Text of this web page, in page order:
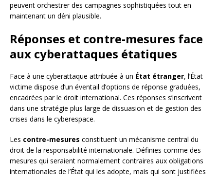
peuvent orchestrer des campagnes sophistiquées tout en
maintenant un déni plausible.
Réponses et contre-mesures face
aux cyberattaques étatiques
Face à une cyberattaque attribuée à un État étranger, l’État
victime dispose d’un éventail d’options de réponse graduées,
encadrées par le droit international. Ces réponses s’inscrivent
dans une stratégie plus large de dissuasion et de gestion des
crises dans le cyberespace.
Les contre-mesures constituent un mécanisme central du
droit de la responsabilité internationale. Définies comme des
mesures qui seraient normalement contraires aux obligations
internationales de l’État qui les adopte, mais qui sont justifiées